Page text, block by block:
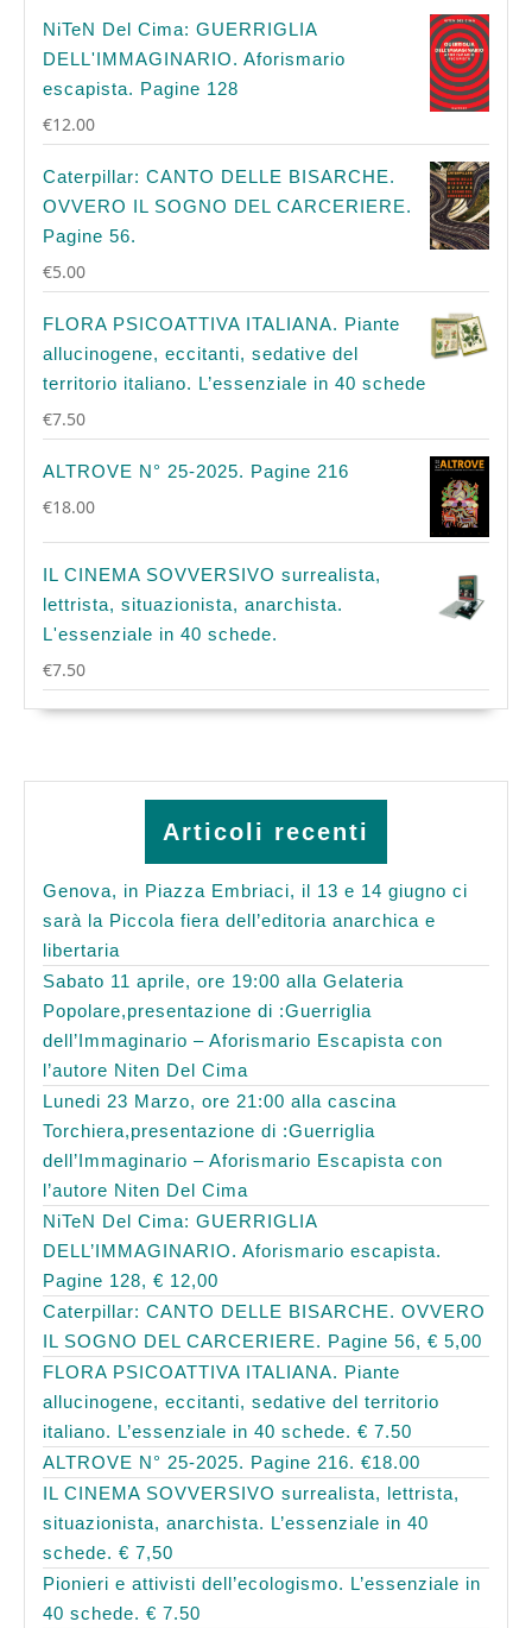
NiTeN Del Cima: GUERRIGLIA
DELL'IMMAGINARIO. Aforismario
escapista. Pagine 128
€12.00
Caterpillar: CANTO DELLE BISARCHE.
OVVERO IL SOGNO DEL CARCERIERE.
Pagine 56.
€5.00
FLORA PSICOATTIVA ITALIANA. Piante
allucinogene, eccitanti, sedative del
territorio italiano. L’essenziale in 40 schede
€7.50
ALTROVE N° 25-2025. Pagine 216
€18.00
IL CINEMA SOVVERSIVO surrealista,
lettrista, situazionista, anarchista.
L'essenziale in 40 schede.
€7.50
Articoli recenti
Genova, in Piazza Embriaci, il 13 e 14 giugno ci
sarà la Piccola fiera dell’editoria anarchica e
libertaria
Sabato 11 aprile, ore 19:00 alla Gelateria
Popolare,presentazione di :Guerriglia
dell’Immaginario – Aforismario Escapista con
l’autore Niten Del Cima
Lunedi 23 Marzo, ore 21:00 alla cascina
Torchiera,presentazione di :Guerriglia
dell’Immaginario – Aforismario Escapista con
l’autore Niten Del Cima
NiTeN Del Cima: GUERRIGLIA
DELL’IMMAGINARIO. Aforismario escapista.
Pagine 128, € 12,00
Caterpillar: CANTO DELLE BISARCHE. OVVERO
IL SOGNO DEL CARCERIERE. Pagine 56, € 5,00
FLORA PSICOATTIVA ITALIANA. Piante
allucinogene, eccitanti, sedative del territorio
italiano. L’essenziale in 40 schede. € 7.50
ALTROVE N° 25-2025. Pagine 216. €18.00
IL CINEMA SOVVERSIVO surrealista, lettrista,
situazionista, anarchista. L’essenziale in 40
schede. € 7,50
Pionieri e attivisti dell’ecologismo. L’essenziale in
40 schede. € 7.50